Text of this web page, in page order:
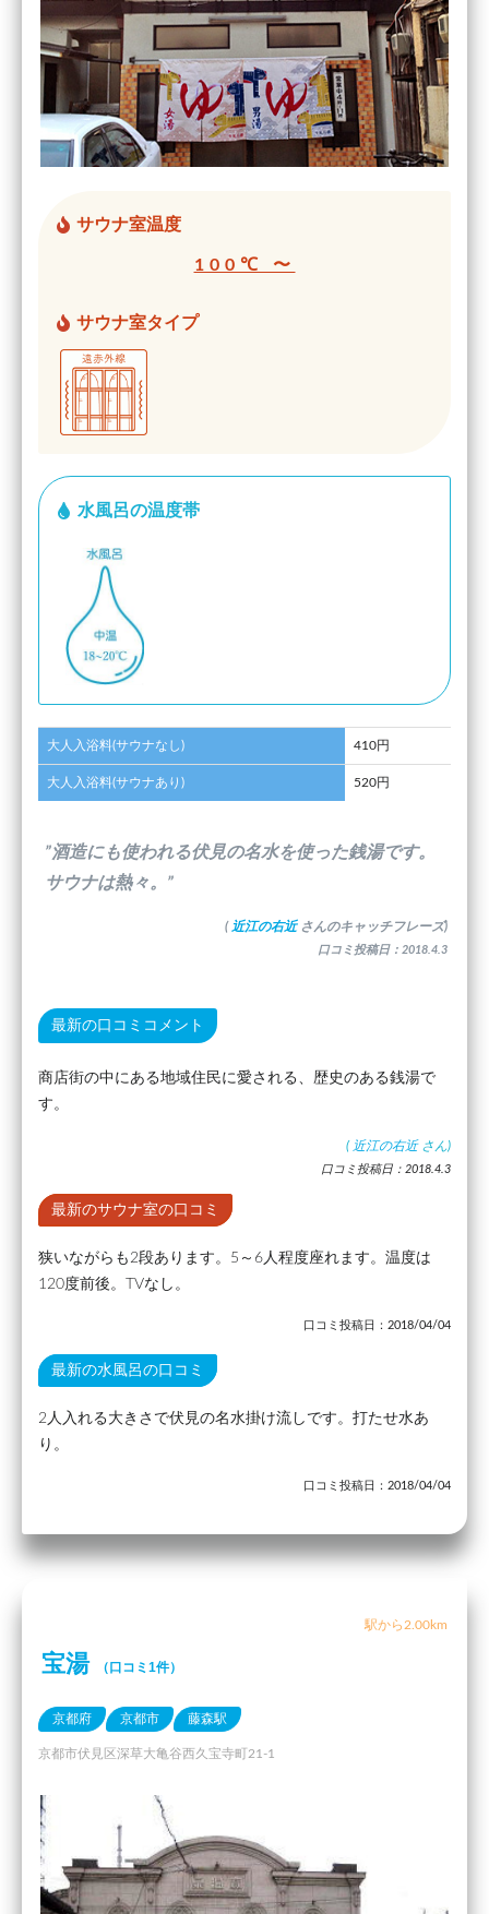
サウナ室温度
100℃ 〜
サウナ室タイプ
水風呂の温度帯
大人入浴料(サウナなし) 410円
大人入浴料(サウナあり) 520円
”酒造にも使われる伏見の名水を使った銭湯です。
サウナは熱々。”
( 近江の右近 さんのキャッチフレーズ)
口コミ投稿日：2018.4.3
最新の口コミコメント
商店街の中にある地域住民に愛される、歴史のある銭湯で
す。
( 近江の右近 さん)
口コミ投稿日：2018.4.3
最新のサウナ室の口コミ
狭いながらも2段あります。5～6人程度座れます。温度は
120度前後。TVなし。
口コミ投稿日：2018/04/04
最新の水風呂の口コミ
2人入れる大きさで伏見の名水掛け流しです。打たせ水あ
り。
口コミ投稿日：2018/04/04
駅から2.00km
宝湯 （口コミ1件）
京都府 京都市 藤森駅
京都市伏見区深草大亀谷西久宝寺町21-1